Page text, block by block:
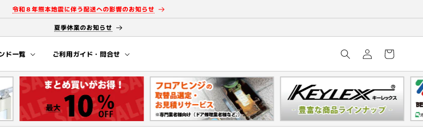
令和８年熊本地震に伴う配送への影響のお知らせ
夏季休業のお知らせ
ド一覧 ご利用ガイド・問合せ
ロ
グ
イ
ン
ー